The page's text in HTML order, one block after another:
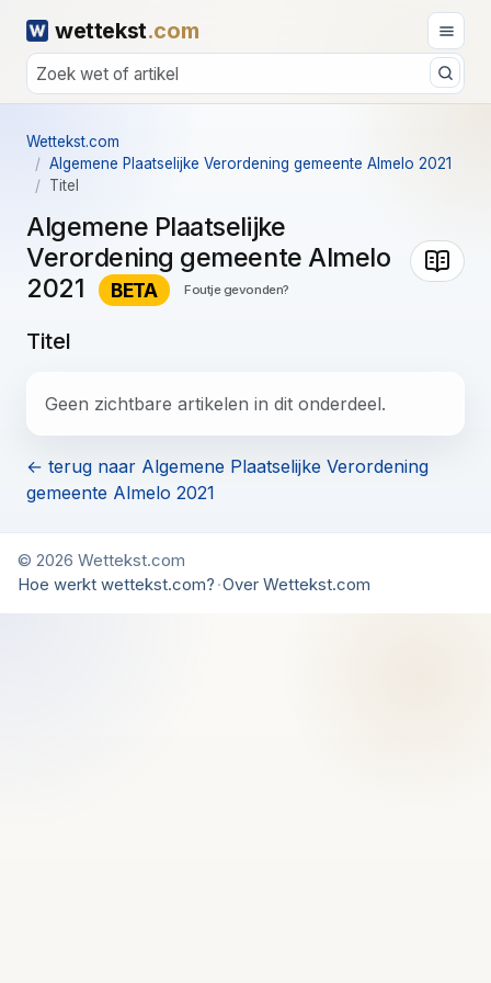
wettekst.com
Wettekst.com
Algemene Plaatselijke Verordening gemeente Almelo 2021
Titel
Algemene Plaatselijke
Verordening gemeente Almelo
2021
BETA Foutje gevonden?
Titel
Geen zichtbare artikelen in dit onderdeel.
← terug naar Algemene Plaatselijke Verordening
gemeente Almelo 2021
© 2026 Wettekst.com
Hoe werkt wettekst.com? ·Over Wettekst.com